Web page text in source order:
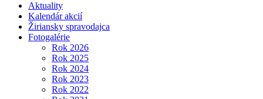
Aktuality
Kalendár akcií
Žiriansky spravodajca
Fotogalérie
Rok 2026
Rok 2025
Rok 2024
Rok 2023
Rok 2022